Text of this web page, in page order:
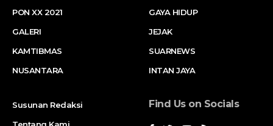
PON XX 2021
GALERI
KAMTIBMAS
NUSANTARA
GAYA HIDUP
JEJAK
SUARNEWS
INTAN JAYA
Susunan Redaksi
Tentang Kami
Find Us on Socials